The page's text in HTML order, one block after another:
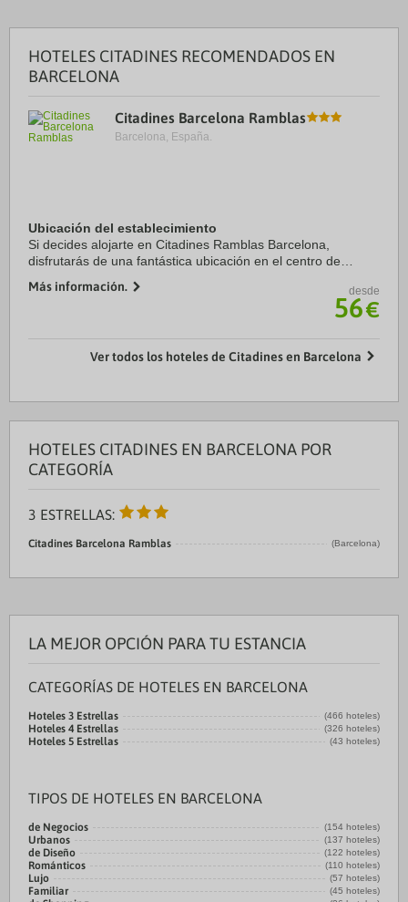
HOTELES CITADINES RECOMENDADOS EN
BARCELONA
Citadines Barcelona Ramblas
Barcelona, España.
Ubicación del establecimiento
Si decides alojarte en Citadines Ramblas Barcelona,
disfrutarás de una fantástica ubicación en el centro de
de Catedral de Barcelona. Además, este ...
Más información. desde
56€
Ver todos los hoteles de Citadines en Barcelona
HOTELES CITADINES EN BARCELONA POR
CATEGORÍA
3 ESTRELLAS:
Citadines Barcelona Ramblas (Barcelona)
LA MEJOR OPCIÓN PARA TU ESTANCIA
CATEGORÍAS DE HOTELES EN BARCELONA
Hoteles 3 Estrellas (466 hoteles)
Hoteles 4 Estrellas (326 hoteles)
Hoteles 5 Estrellas (43 hoteles)
TIPOS DE HOTELES EN BARCELONA
de Negocios (154 hoteles)
Urbanos (137 hoteles)
de Diseño (122 hoteles)
Románticos (110 hoteles)
Lujo (57 hoteles)
Familiar (45 hoteles)